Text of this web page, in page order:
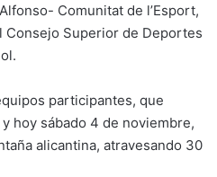
Comunitat de l’Esport,
Consejo Superior de Deportes
participantes, que
hoy sábado 4 de noviembre,
alicantina, atravesando 30